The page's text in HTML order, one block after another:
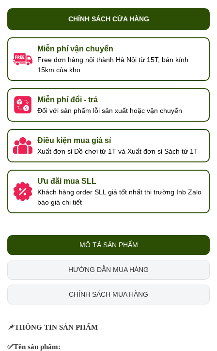
CHÍNH SÁCH CỬA HÀNG
Miễn phí vận chuyển
Free đơn hàng nội thành Hà Nội từ 15T, bán kính
15km của kho
Miễn phí đổi - trả
Đối với sản phẩm lỗi sản xuất hoặc vận chuyển
Điều kiện mua giá sỉ
Xuất đơn sỉ Đồ chơi từ 1T và Xuất đơn sỉ Sách từ 1T
Ưu đãi mua SLL
Khách hàng order SLL giá tốt nhất thị trường Inb Zalo
báo giá chi tiết
MÔ TẢ SẢN PHẨM
HƯỚNG DẪN MUA HÀNG
CHÍNH SÁCH MUA HÀNG
📌THÔNG TIN SẢN PHẨM
✅Tên sản phẩm: